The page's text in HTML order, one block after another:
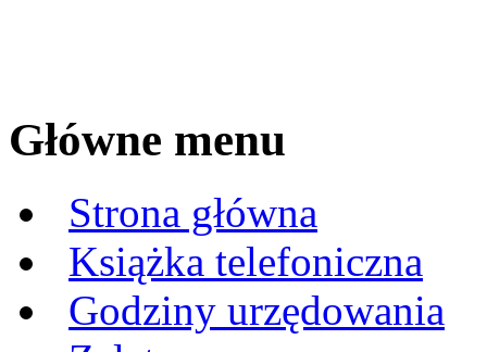
Główne menu
Strona główna
Książka telefoniczna
Godziny urzędowania